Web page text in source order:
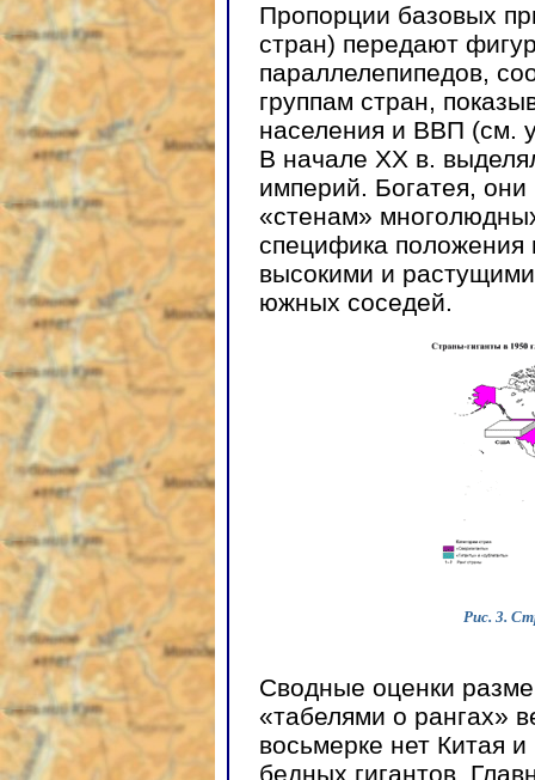
Пропорции базовых
стран) передают
параллелепипедов,
группам стран,
населения и ВВП (см.
В начале ХХ в.
империй. Богатея, они
«стенам»
специфика
высокими и
южных соседей.
Рис. 3.
Сводные оценки
«табелями о рангах»
восьмерке нет Китая
бедных гигантов.